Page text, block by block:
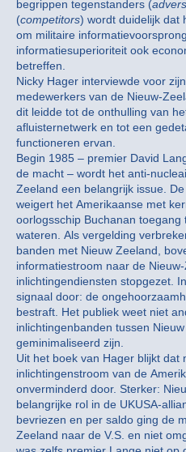
begrippen tegenstanders (
(competitors) wordt duidelijk dat
om militaire
informatiesuperioriteit ook
betreffen.
Nicky Hager interviewde voor
medewerkers van de Nieuw-
dit leidde tot de onthulling van
afluisternetwerk en tot een
functioneren ervan.
Begin 1985 – premier David
de macht – wordt het anti-
Zeeland een belangrijk issue.
weigert het Amerikaanse met
oorlogsschip Buchanan
wateren. Als vergelding
banden met Nieuw Zeeland,
informatiestroom naar de
inlichtingendiensten stopgezet.
signaal door: de
bestraft. Het publiek weet niet
inlichtingenbanden tussen
geminimaliseerd zijn.
Uit het boek van Hager blijkt dat
inlichtingenstroom van de
onverminderd door. Sterker:
belangrijke rol in de UKUSA-
bevriezen en per saldo ging de
Zeeland naar de V.S. en niet